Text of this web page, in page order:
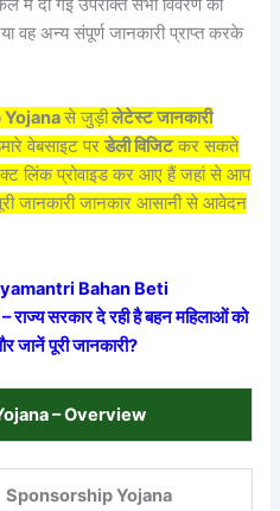
दी गई उपरोक्त सभी विवरण को
वह अन्य संपूर्ण जानकारी प्राप्त करके
Yojanaसे जुड़ीलेटेस्ट जानकारी
वेबसाइट परडेली विजिटकर सकते
लिंक प्रोवाइड कर आए हैं जहां से आप
जानकारी जानकार आसानी से आवेदन
Bahan Beti
सरकार दे रही है बहन महिलाओं को
पूरी जानकारी?
– Overview
Sponsorship Yojana